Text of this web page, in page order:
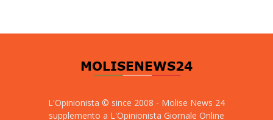
L'Opinionista © since 2008 - Molise News 24
supplemento a L'Opinionista Giornale Online